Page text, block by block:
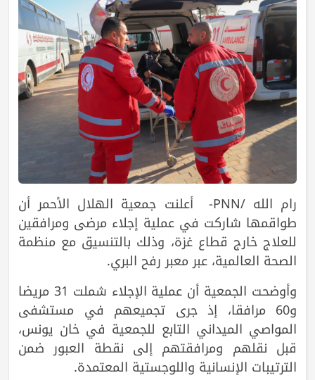
رام الله /PNN- أعلنت جمعية الهلال الأحمر أن
طواقمها شاركت في عملية إجلاء مرضى ومرافقين
للعلاج خارج قطاع غزة، وذلك بالتنسيق مع منظمة
الصحة العالمية، عبر معبر رفح البري.
وأوضحت الجمعية أن عملية الإجلاء شملت 31 مريضا
و60 مرافقا، إذ جرى تجميعهم في مستشفى
المواصي الميداني التابع للجمعية في خان يونس،
قبل نقلهم ومرافقتهم إلى نقطة العبور ضمن
الترتيبات الإنسانية واللوجستية المعتمدة.